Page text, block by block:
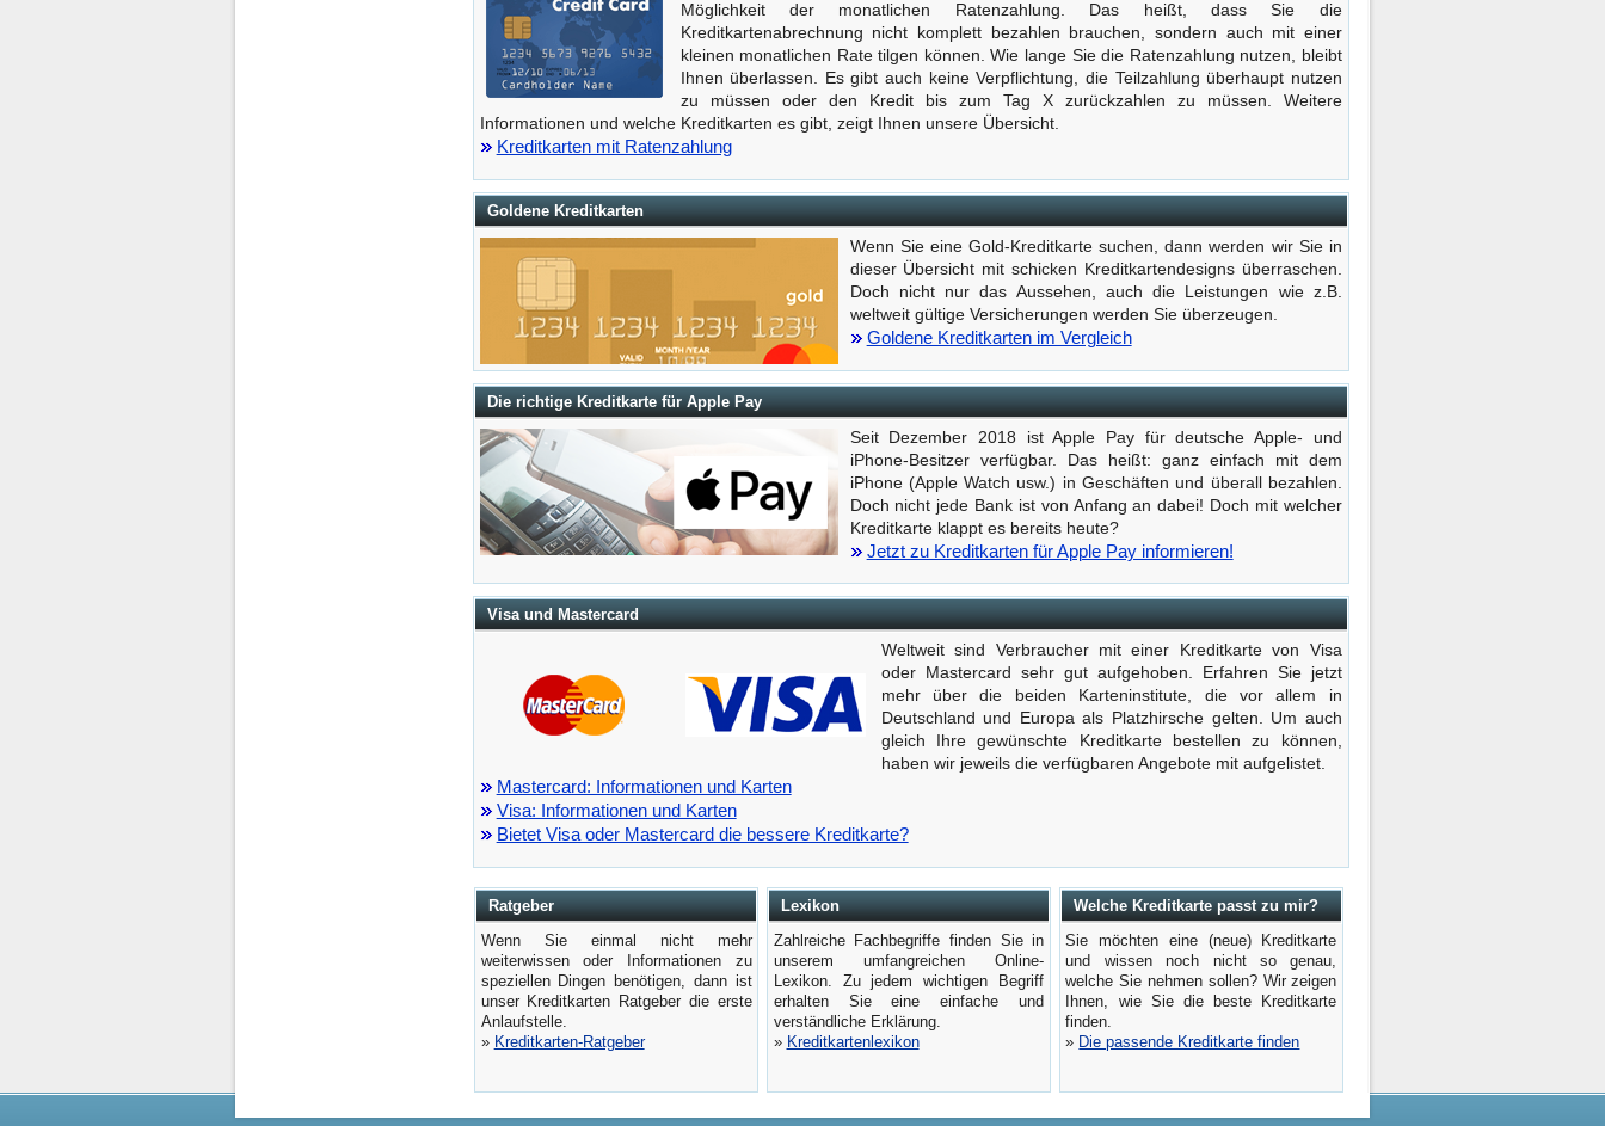
Möglichkeit der monatlichen Ratenzahlung. Das heißt, dass Sie die
Kreditkartenabrechnung nicht komplett bezahlen brauchen, sondern auch mit einer
kleinen monatlichen Rate tilgen können. Wie lange Sie die Ratenzahlung nutzen, bleibt
Ihnen überlassen. Es gibt auch keine Verpflichtung, die Teilzahlung überhaupt nutzen
zu müssen oder den Kredit bis zum Tag X zurückzahlen zu müssen. Weitere
Informationen und welche Kreditkarten es gibt, zeigt Ihnen unsere Übersicht.
Kreditkarten mit Ratenzahlung
Goldene Kreditkarten
Wenn Sie eine Gold-Kreditkarte suchen, dann werden wir Sie in
dieser Übersicht mit schicken Kreditkartendesigns überraschen.
Doch nicht nur das Aussehen, auch die Leistungen wie z.B.
weltweit gültige Versicherungen werden Sie überzeugen.
Goldene Kreditkarten im Vergleich
Die richtige Kreditkarte für Apple Pay
Seit Dezember 2018 ist Apple Pay für deutsche Apple- und
iPhone-Besitzer verfügbar. Das heißt: ganz einfach mit dem
iPhone (Apple Watch usw.) in Geschäften und überall bezahlen.
Doch nicht jede Bank ist von Anfang an dabei! Doch mit welcher
Kreditkarte klappt es bereits heute?
Jetzt zu Kreditkarten für Apple Pay informieren!
Visa und Mastercard
Weltweit sind Verbraucher mit einer Kreditkarte von Visa
oder Mastercard sehr gut aufgehoben. Erfahren Sie jetzt
mehr über die beiden Karteninstitute, die vor allem in
Deutschland und Europa als Platzhirsche gelten. Um auch
gleich Ihre gewünschte Kreditkarte bestellen zu können,
haben wir jeweils die verfügbaren Angebote mit aufgelistet.
Mastercard: Informationen und Karten
Visa: Informationen und Karten
Bietet Visa oder Mastercard die bessere Kreditkarte?
Ratgeber
Wenn Sie einmal nicht mehr
weiterwissen oder Informationen zu
speziellen Dingen benötigen, dann ist
unser Kreditkarten Ratgeber die erste
Anlaufstelle.
» Kreditkarten-Ratgeber
Lexikon
Zahlreiche Fachbegriffe finden Sie in
unserem umfangreichen Online-
Lexikon. Zu jedem wichtigen Begriff
erhalten Sie eine einfache und
verständliche Erklärung.
» Kreditkartenlexikon
Welche Kreditkarte passt zu mir?
Sie möchten eine (neue) Kreditkarte
und wissen noch nicht so genau,
welche Sie nehmen sollen? Wir zeigen
Ihnen, wie Sie die beste Kreditkarte
finden.
» Die passende Kreditkarte finden